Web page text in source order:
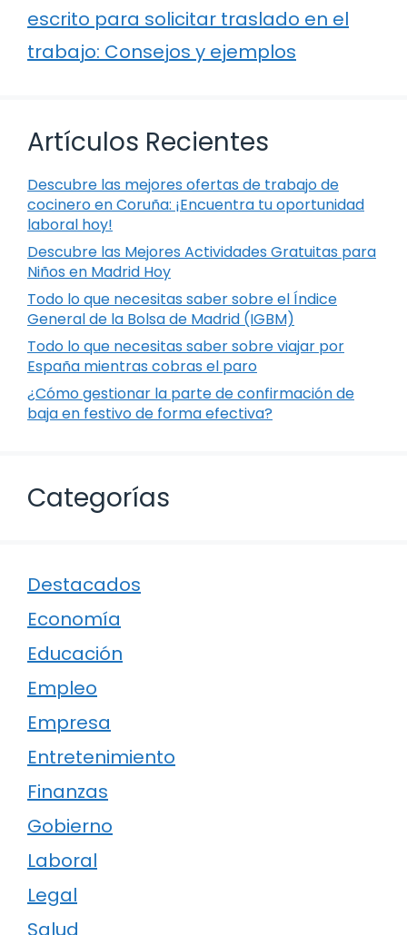
escrito para solicitar traslado en el
trabajo: Consejos y ejemplos
Artículos Recientes
Descubre las mejores ofertas de trabajo de
cocinero en Coruña: ¡Encuentra tu oportunidad
laboral hoy!
Descubre las Mejores Actividades Gratuitas para
Niños en Madrid Hoy
Todo lo que necesitas saber sobre el Índice
General de la Bolsa de Madrid (IGBM)
Todo lo que necesitas saber sobre viajar por
España mientras cobras el paro
¿Cómo gestionar la parte de confirmación de
baja en festivo de forma efectiva?
Categorías
Destacados
Economía
Educación
Empleo
Empresa
Entretenimiento
Finanzas
Gobierno
Laboral
Legal
Salud